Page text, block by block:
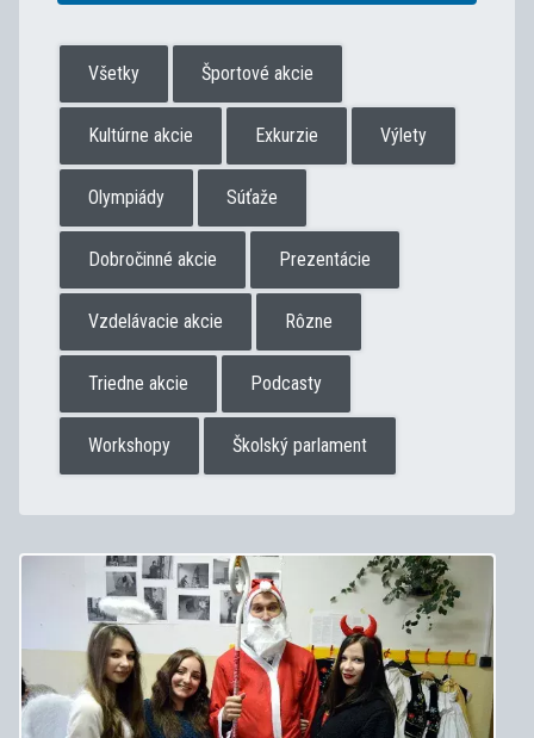
Všetky Športové akcie
Kultúrne akcie Exkurzie Výlety
Olympiády Súťaže
Dobročinné akcie Prezentácie
Vzdelávacie akcie Rôzne
Triedne akcie Podcasty
Workshopy Školský parlament